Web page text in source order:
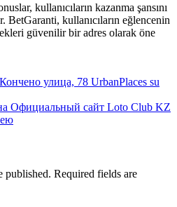
kullanıcıların kazanma şansını
BetGaranti, kullanıcıların eğlencenin
güvenilir bir adres olarak öne
улица, 78 UrbanPlaces su
Официальный сайт Loto Club KZ
published. Required fields are